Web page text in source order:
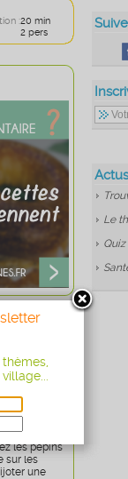
Le
:20 min
2 pers
que l'ail
une poêle
les pépins
sur les
une